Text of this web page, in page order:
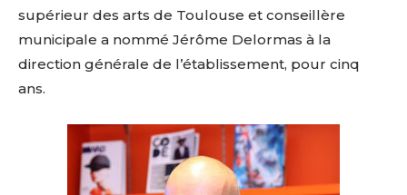
supérieur des arts de Toulouse et conseillère
municipale a nommé Jérôme Delormas à la
direction générale de l’établissement, pour cinq
ans.